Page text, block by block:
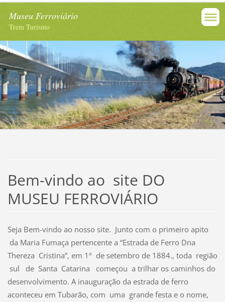
Museu Ferroviário
Trem Turismo
Bem-vindo ao site DO
MUSEU FERROVIÁRIO
Seja Bem-vindo ao nosso site. Junto com o primeiro apito
da Maria Fumaça pertencente a “Estrada de Ferro Dna
Thereza Cristina”, em 1º de setembro de 1884., toda região
sul
de Santa Catarina começou a trilhar os caminhos do
desenvolvimento. A inauguração da estrada de ferro
aconteceu em Tubarão, com uma grande festa e o nome,